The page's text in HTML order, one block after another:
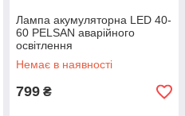
Лампа акумуляторна LED 40-
60 PELSAN аварійного
освітлення
Немає в наявності
799 ₴